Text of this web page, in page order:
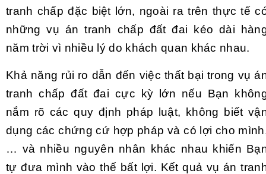
tranh chấp đặc biệt lớn, ngoài ra trên thực tế
những vụ án tranh chấp đất đai kéo dài
năm trời vì nhiều lý do khách quan khác nhau.
Khả năng rủi ro dẫn đến việc thất bại trong vụ
tranh chấp đất đai cực kỳ lớn nếu Bạn
nắm rõ các quy định pháp luật, không biết
dụng các chứng cứ hợp pháp và có lợi cho
… và nhiều nguyên nhân khác nhau khiến
tự đưa mình vào thế bất lợi. Kết quả vụ án